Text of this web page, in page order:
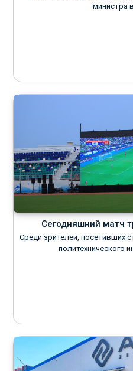
министра
Сегодняшний матч
Среди зрителей, посетивших
политехнического